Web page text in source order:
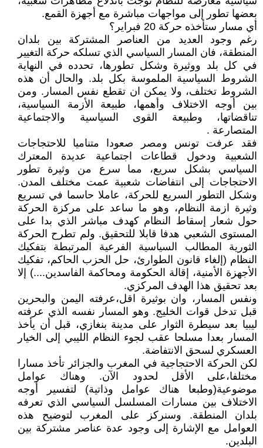
بعضها تطور إلى مواجهات مباشرة مع أجهزة القمع.
أي مسار ستأخذه حركة 20 فبراير؟
رغم وجود العديد من العناصر المشتركة بين بلدان
المنطقة، فان المسار السياسي الذي تسلكه حركة التغيير
في كل بلد ووثيرة وشكل تطورها، تحدده في النهاية
الشروط السياسية الملموسة بكل بلد. والحال أن هذه
الشروط تختلف، ولا يمكن ان تقطع نفس المسار. ومن
بين أوجه الاختلاف وأهمها، طبيعة الأزمة السياسية،
تناقضاتها، وطبيعة القوى السياسية والاجتماعية
المتصارعة .
فقد عرفت تونس ومصر صعودا متناميا للاحتجاجات
الشعبية ودخول قطاعات اجتماعية عديدة المعترك
السياسي بشكل سريع، مما سرع من وثيرة تطور
الاحتجاجات إلى انتفاضات شعبية عمت مختلف المدن.
وشكل التطور السريع للحركة، عاملا حاسما في تسريع
وثيرة ازمة النظام، وهو ما ساعد على مركزة الحركة
حول شعار إسقاط النظام كهدف مباشر الذي بدا على
المستوى الشعبي هدفا قابلا للتحقيق. ولم تطرح الحركة
الثورية المطالب السياسية الفرعية المرتبطة بتفكيك
النظام (إلغاء قانون الطوارئ، حل الحزب الحاكم، تفكيك
الأجهزة الأمنية، إقالة الحكومة ومحاكمة الفاسدين....) إلا
بعد تحقيق هذا الهدف المركزي.
ونفس المسار، وان بوثيرة اقل،عرفته اليمن والبحرين
قبل تدخل قوات الخليج. وهو المسار نفسه الذي عرفته
ليبيا بعد سيطرة الثوار على مدينة بنغازي، قبل أن يأخذ
المسار بعدا مسلحا عقب لجوء النظام الليبي إلى الخيار
العسكري لسحق الانتفاضة.
لكن الحركة الاحتجاجية في المغرب والجزائر تأخذ مسارا
مختلفا،على الأقل لحدود الآن. وهناك عوامل
موضوعية(وطبعا هناك عوامل وذاتية) لتفسير أوجه
الاختلاف بين مسارات المسلسل السياسي الذي تعرفه
بلدان المنطقة. وسنركز على المغرب لتوضيح هذه
العوامل مع الإشارة إلى وجود عدة عناصر مشتركة بين
البلدين.